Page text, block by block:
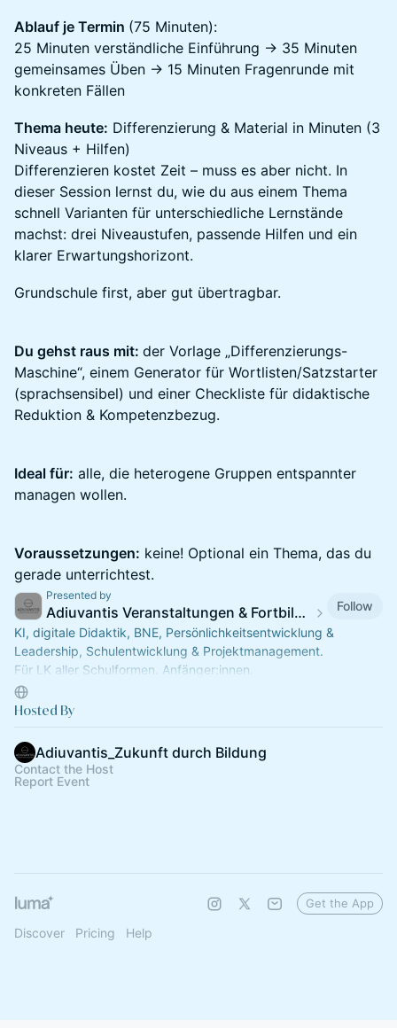
Ablauf je Termin (75 Minuten):
25 Minuten verständliche Einführung → 35 Minuten
gemeinsames Üben → 15 Minuten Fragenrunde mit
konkreten Fällen
Thema heute: Differenzierung & Material in Minuten (3
Niveaus + Hilfen)
Differenzieren kostet Zeit – muss es aber nicht. In
dieser Session lernst du, wie du aus einem Thema
schnell Varianten für unterschiedliche Lernstände
machst: drei Niveaustufen, passende Hilfen und ein
klarer Erwartungshorizont.
Grundschule first, aber gut übertragbar.
Du gehst raus mit: der Vorlage „Differenzierungs-
Maschine“, einem Generator für Wortlisten/Satzstarter
(sprachsensibel) und einer Checkliste für didaktische
Reduktion & Kompetenzbezug.
Ideal für: alle, die heterogene Gruppen entspannter
managen wollen.
Voraussetzungen: keine! Optional ein Thema, das du
gerade unterrichtest.
Presented by
Adiuvantis Veranstaltungen & Fortbildungen
Follow
KI, digitale Didaktik, BNE, Persönlichkeitsentwicklung &
Leadership, Schulentwicklung & Projektmanagement.
Für LK aller Schulformen. Anfänger:innen.
Für Kommunen & Schulträger.
Hosted By
Adiuvantis_Zukunft durch Bildung
Contact the Host
Report Event
Discover Pricing Help
Get the App